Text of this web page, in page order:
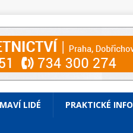
LIDÉ PRAKTICKÉ INFO